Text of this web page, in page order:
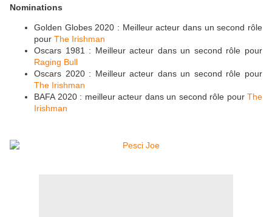
Nominations
Golden Globes 2020 : Meilleur acteur dans un second rôle
pour The Irishman
Oscars 1981 : Meilleur acteur dans un second rôle pour
Raging Bull
Oscars 2020 : Meilleur acteur dans un second rôle pour
The Irishman
BAFA 2020 : meilleur acteur dans un second rôle pour The
Irishman